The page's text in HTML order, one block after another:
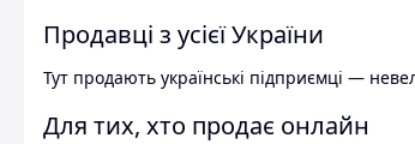
Продавці з усієї України
Тут продають українські підприємці —
Для тих, хто продає онлайн